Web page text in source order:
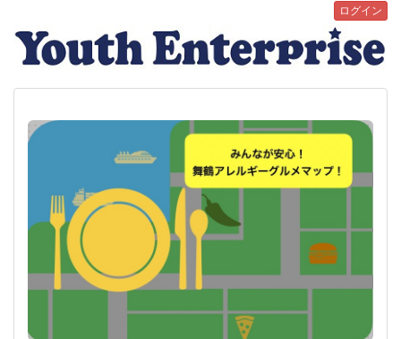
ログイン